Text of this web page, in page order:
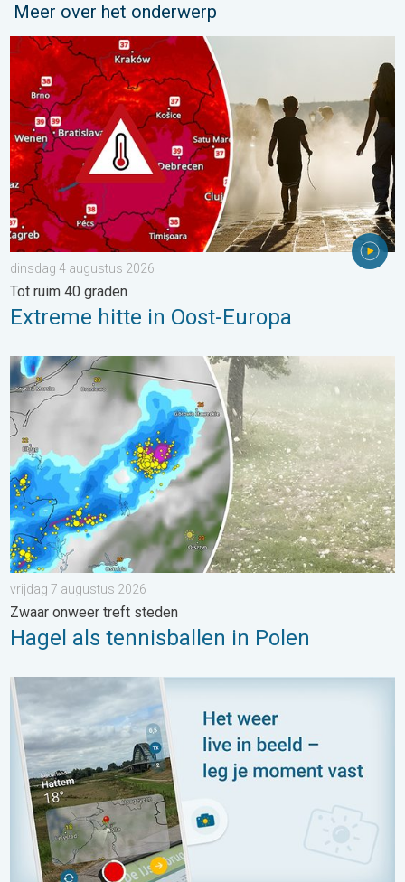
Meer over het onderwerp
Extreme hitte in Oost-Europa. Tot ruim 40 graden. . . dinsdag
dinsdag 4 augustus 2026
Tot ruim 40 graden
Extreme hitte in Oost-Europa
Hagel als tennisballen in Polen. Zwaar onweer treft steden. . .
vrijdag 7 augustus 2026
Zwaar onweer treft steden
Hagel als tennisballen in Polen
Impressies maken, momenten delen. Deel wat je ziet!. . .